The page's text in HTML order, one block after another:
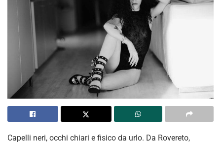
Capelli neri, occhi chiari e fisico da urlo. Da Rovereto,